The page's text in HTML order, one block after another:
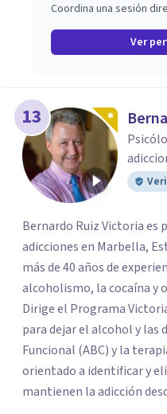
Coordina una sesión
Ver
13
Bernardo Ruiz Victoria es
adicciones en Marbella,
más de 40 años de
alcoholismo, la cocaína y
Dirige el Programa
para dejar el alcohol y las
Funcional (ABC) y la
orientado a identificar y
mantienen la adicción